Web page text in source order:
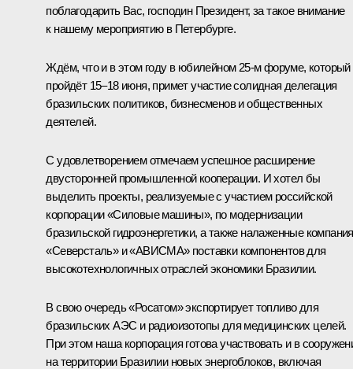
поблагодарить Вас, господин Президент, за такое внимание
к нашему мероприятию в Петербурге.
Ждём, что и в этом году в юбилейном 25-м форуме, который
пройдёт 15–18 июня, примет участие солидная делегация
бразильских политиков, бизнесменов и общественных
деятелей.
С удовлетворением отмечаем успешное расширение
двусторонней промышленной кооперации. И хотел бы
выделить проекты, реализуемые с участием российской
корпорации «Силовые машины», по модернизации
бразильской гидроэнергетики, а также налаженные
«Северсталь» и «АВИСМА» поставки компонентов для
высокотехнологичных отраслей экономики Бразилии.
В свою очередь «Росатом» экспортирует топливо для
бразильских АЭС и радиоизотопы для медицинских целей.
При этом наша корпорация готова участвовать и в
на территории Бразилии новых энергоблоков, включая